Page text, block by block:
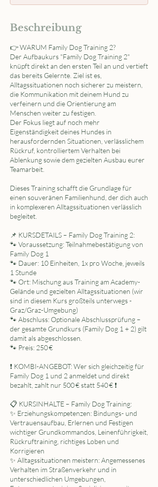
e
Beschreibung
👉 WARUM Family Dog Training 2?
Der Aufbaukurs "Family Dog Training 2"
knüpft direkt an den ersten Teil an und vertieft
das bereits Gelernte. Ziel ist es,
Alltagssituationen noch sicherer zu meistern,
die Kommunikation mit deinem Hund zu
verfeinern und die Orientierung am
Menschen weiter zu festigen.
Der Fokus liegt auf noch mehr
Eigenständigkeit deines Hundes in
herausfordernden Situationen, verlässlichem
Rückruf, kontrolliertem Verhalten bei
Ablenkung sowie dem gezielten Ausbau eurer
Teamarbeit.
Dieses Training schafft die Grundlage für
einen souveränen Familienhund, der dich auch
in komplexeren Alltagssituationen verlässlich
begleitet.
📌 KURSDETAILS – Family Dog Training 2:
🐾 Voraussetzung: Teilnahmebestätigung von
Family Dog 1
🐾 Dauer: 10 Einheiten, 1x pro Woche, jeweils
1 Stunde
🐾 Ort: Mischung aus Training am Academy-
Gelände und gezielten Alltagssituationen (wir
sind in diesem Kurs großteils unterwegs -
Graz/Graz-Umgebung)
🐾 Abschluss: Optionale Abschlussprüfung –
der gesamte Grundkurs (Family Dog 1 + 2) gilt
damit als abgeschlossen.
🐾 Preis: 250 €
❗️ KOMBI-ANGEBOT: Wer sich gleichzeitig für
Family Dog 1 und 2 anmeldet und direkt
bezahlt, zahlt nur 500 € statt 540 € ❗️
📋 KURSINHALTE – Family Dog Training:
✨ Erziehungskompetenzen: Bindungs- und
Vertrauensaufbau, Erlernen und Festigen
wichtiger Grundkommandos, Leinenführigkeit,
Rückruftraining, richtiges Loben und
Korrigieren
✨ Alltagssituationen meistern: Angemessenes
Verhalten im Straßenverkehr und in
unterschiedlichen Umgebungen,